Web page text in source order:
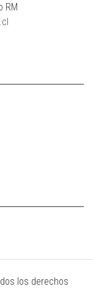
RM
los derechos